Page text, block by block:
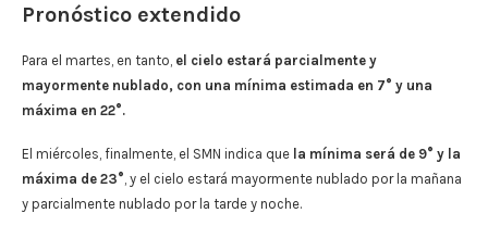
Pronóstico extendido
Para el martes, en tanto, el cielo estará parcialmente y
mayormente nublado, con una mínima estimada en 7° y una
máxima en 22°.
El miércoles, finalmente, el SMN indica que la mínima será de 9° y la
máxima de 23° , y el cielo estará mayormente nublado por la mañana
y parcialmente nublado por la tarde y noche.